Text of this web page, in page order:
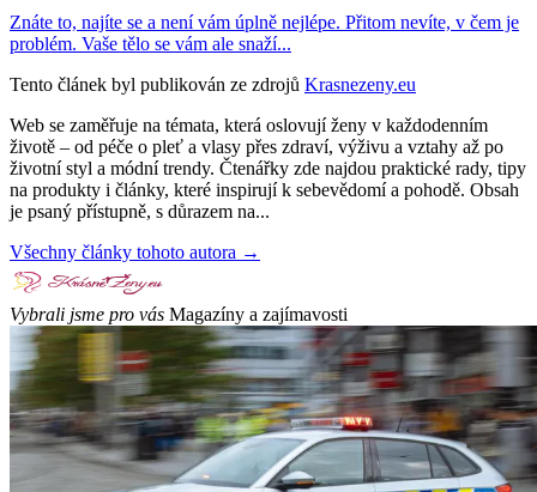
Znáte to, najíte se a není vám úplně nejlépe. Přitom nevíte, v čem je
problém. Vaše tělo se vám ale snaží...
Tento článek byl publikován ze zdrojů Krasnezeny.eu
Web se zaměřuje na témata, která oslovují ženy v každodenním
životě – od péče o pleť a vlasy přes zdraví, výživu a vztahy až po
životní styl a módní trendy. Čtenářky zde najdou praktické rady, tipy
na produkty i články, které inspirují k sebevědomí a pohodě. Obsah
je psaný přístupně, s důrazem na...
Všechny články tohoto autora →
Vybrali jsme pro vás Magazíny a zajímavosti